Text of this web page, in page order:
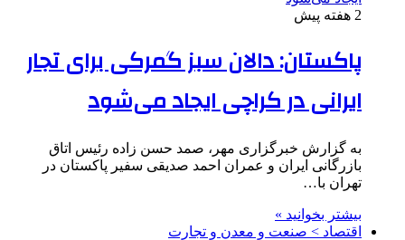
2 هفته پیش
پاکستان: دالان سبز گمرکی برای تجار
ایرانی در کراچی ایجاد می‌شود
به گزارش خبرگزاری مهر، صمد حسن زاده رئیس اتاق
بازرگانی ایران و عمران احمد صدیقی سفیر پاکستان در
تهران با…
بیشتر بخوانید »
اقتصاد > صنعت و معدن و تجارت